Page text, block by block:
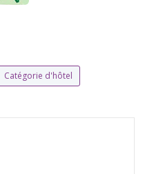
Catégorie d'hôtel